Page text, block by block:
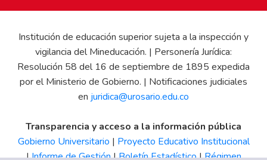
Institución de educación superior sujeta a la inspección y
vigilancia del Mineducación. | Personería Jurídica:
Resolución 58 del 16 de septiembre de 1895 expedida
por el Ministerio de Gobierno. | Notificaciones judiciales
en juridica@urosario.edu.co
Transparencia y acceso a la información pública
Gobierno Universitario | Proyecto Educativo Institucional
|Informe de Gestión|Boletín Estadístico|Régimen